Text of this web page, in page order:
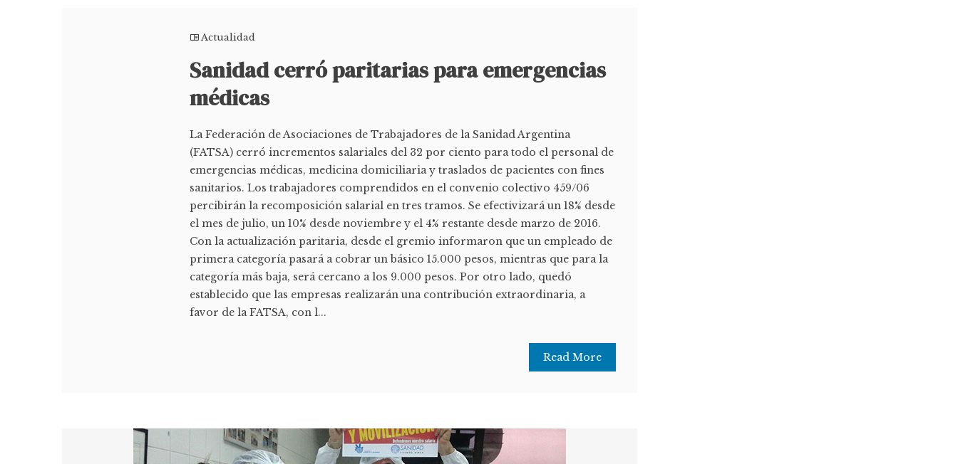
Actualidad
Sanidad cerró paritarias para emergencias
médicas
La Federación de Asociaciones de Trabajadores de la Sanidad Argentina
(FATSA) cerró incrementos salariales del 32 por ciento para todo el personal de
emergencias médicas, medicina domiciliaria y traslados de pacientes con fines
sanitarios. Los trabajadores comprendidos en el convenio colectivo 459/06
percibirán la recomposición salarial en tres tramos. Se efectivizará un 18% desde
el mes de julio, un 10% desde noviembre y el 4% restante desde marzo de 2016.
Con la actualización paritaria, desde el gremio informaron que un empleado de
primera categoría pasará a cobrar un básico 15.000 pesos, mientras que para la
categoría más baja, será cercano a los 9.000 pesos. Por otro lado, quedó
establecido que las empresas realizarán una contribución extraordinaria, a
favor de la FATSA, con l...
Read More